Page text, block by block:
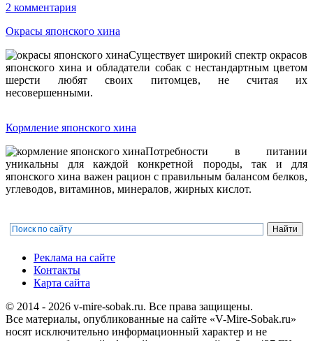
2 комментария
Окрасы японского хина
Существует широкий спектр окрасов
японского хина и обладатели собак с нестандартным цветом
шерсти любят своих питомцев, не считая их
несовершенными.
Кормление японского хина
Потребности в питании
уникальны для каждой конкретной породы, так и для
японского хина важен рацион с правильным балансом белков,
углеводов, витаминов, минералов, жирных кислот.
Реклама на сайте
Контакты
Карта сайта
© 2014 - 2026 v-mire-sobak.ru. Все права защищены.
Все материалы, опубликованные на сайте «V-Mire-Sobak.ru»
носят исключительно информационный характер и не